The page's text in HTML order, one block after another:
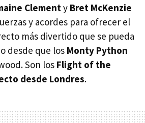
Clementy Bret McKenzie
y acordes para ofrecer el
más divertido que se pueda
desde que los Monty Python
Son los Flight of the
desde Londres.